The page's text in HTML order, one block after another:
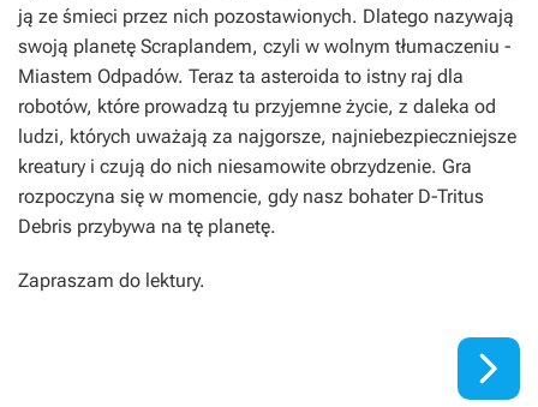
ją ze śmieci przez nich pozostawionych. Dlatego nazywają
swoją planetę Scraplandem, czyli w wolnym tłumaczeniu -
Miastem Odpadów. Teraz ta asteroida to istny raj dla
robotów, które prowadzą tu przyjemne życie, z daleka od
ludzi, których uważają za najgorsze, najniebezpieczniejsze
kreatury i czują do nich niesamowite obrzydzenie. Gra
rozpoczyna się w momencie, gdy nasz bohater D-Tritus
Debris przybywa na tę planetę.
Zapraszam do lektury.
